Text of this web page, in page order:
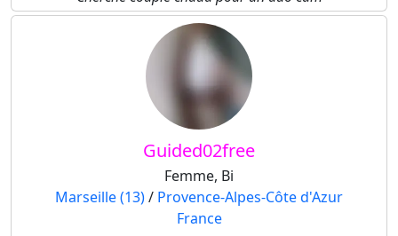
Guided02free
Femme, Bi
Marseille (13)/ Provence-Alpes-Côte d'Azur
France